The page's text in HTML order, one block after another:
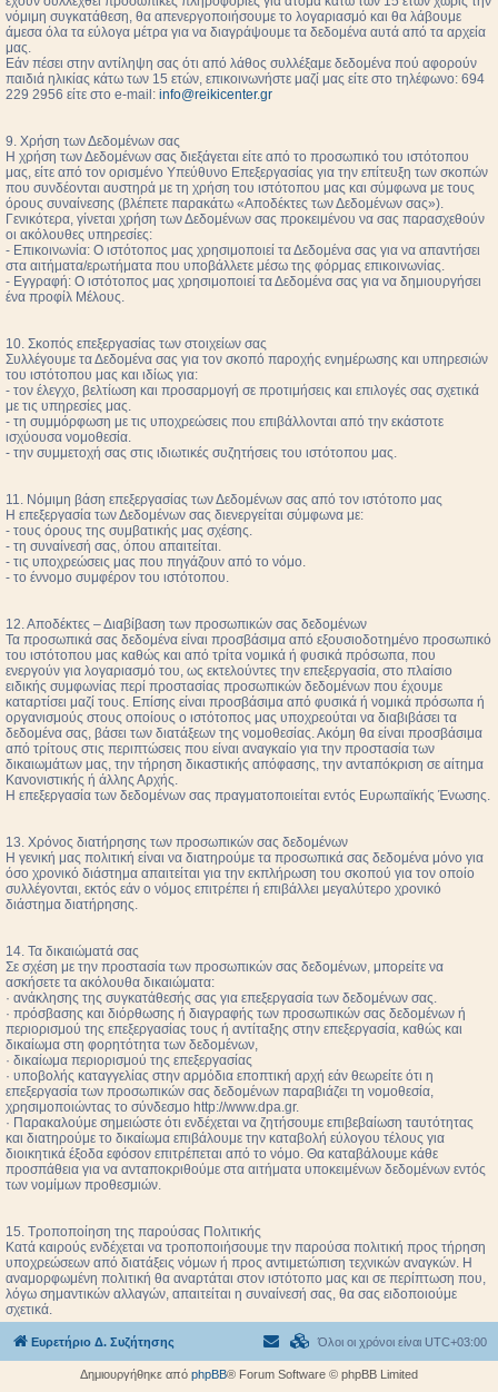
νόμιμη συγκατάθεση, θα απενεργοποιήσουμε το λογαριασμό και θα λάβουμε
άμεσα όλα τα εύλογα μέτρα για να διαγράψουμε τα δεδομένα αυτά από τα αρχεία
μας.
Εάν πέσει στην αντίληψη σας ότι από λάθος συλλέξαμε δεδομένα πού αφορούν
παιδιά ηλικίας κάτω των 15 ετών, επικοινωνήστε μαζί μας είτε στο τηλέφωνο: 694
229 2956 είτε στο e-mail: info@reikicenter.gr
9. Χρήση των Δεδομένων σας
Η χρήση των Δεδομένων σας διεξάγεται είτε από το προσωπικό του ιστότοπου
μας, είτε από τον ορισμένο Υπεύθυνο Επεξεργασίας για την επίτευξη των σκοπών
που συνδέονται αυστηρά με τη χρήση του ιστότοπου μας και σύμφωνα με τους
όρους συναίνεσης (βλέπετε παρακάτω «Αποδέκτες των Δεδομένων σας»).
Γενικότερα, γίνεται χρήση των Δεδομένων σας προκειμένου να σας παρασχεθούν
οι ακόλουθες υπηρεσίες:
- Επικοινωνία: Ο ιστότοπος μας χρησιμοποιεί τα Δεδομένα σας για να απαντήσει
στα αιτήματα/ερωτήματα που υποβάλλετε μέσω της φόρμας επικοινωνίας.
- Εγγραφή: Ο ιστότοπος μας χρησιμοποιεί τα Δεδομένα σας για να δημιουργήσει
ένα προφίλ Μέλους.
10. Σκοπός επεξεργασίας των στοιχείων σας
Συλλέγουμε τα Δεδομένα σας για τον σκοπό παροχής ενημέρωσης και υπηρεσιών
του ιστότοπου μας και ιδίως για:
- τον έλεγχο, βελτίωση και προσαρμογή σε προτιμήσεις και επιλογές σας σχετικά
με τις υπηρεσίες μας.
- τη συμμόρφωση με τις υποχρεώσεις που επιβάλλονται από την εκάστοτε
ισχύουσα νομοθεσία.
- την συμμετοχή σας στις ιδιωτικές συζητήσεις του ιστότοπου μας.
11. Νόμιμη βάση επεξεργασίας των Δεδομένων σας από τον ιστότοπο μας
Η επεξεργασία των Δεδομένων σας διενεργείται σύμφωνα με:
- τους όρους της συμβατικής μας σχέσης.
- τη συναίνεσή σας, όπου απαιτείται.
- τις υποχρεώσεις μας που πηγάζουν από το νόμο.
- το έννομο συμφέρον του ιστότοπου.
12. Αποδέκτες – Διαβίβαση των προσωπικών σας δεδομένων
Τα προσωπικά σας δεδομένα είναι προσβάσιμα από εξουσιοδοτημένο προσωπικό
του ιστότοπου μας καθώς και από τρίτα νομικά ή φυσικά πρόσωπα, που
ενεργούν για λογαριασμό του, ως εκτελούντες την επεξεργασία, στο πλαίσιο
ειδικής συμφωνίας περί προστασίας προσωπικών δεδομένων που έχουμε
καταρτίσει μαζί τους. Επίσης είναι προσβάσιμα από φυσικά ή νομικά πρόσωπα ή
οργανισμούς στους οποίους ο ιστότοπος μας υποχρεούται να διαβιβάσει τα
δεδομένα σας, βάσει των διατάξεων της νομοθεσίας. Ακόμη θα είναι προσβάσιμα
από τρίτους στις περιπτώσεις που είναι αναγκαίο για την προστασία των
δικαιωμάτων μας, την τήρηση δικαστικής απόφασης, την ανταπόκριση σε αίτημα
Κανονιστικής ή άλλης Αρχής.
Η επεξεργασία των δεδομένων σας πραγματοποιείται εντός Ευρωπαϊκής Ένωσης.
13. Χρόνος διατήρησης των προσωπικών σας δεδομένων
Η γενική μας πολιτική είναι να διατηρούμε τα προσωπικά σας δεδομένα μόνο για
όσο χρονικό διάστημα απαιτείται για την εκπλήρωση του σκοπού για τον οποίο
συλλέγονται, εκτός εάν ο νόμος επιτρέπει ή επιβάλλει μεγαλύτερο χρονικό
διάστημα διατήρησης.
14. Τα δικαιώματά σας
Σε σχέση με την προστασία των προσωπικών σας δεδομένων, μπορείτε να
ασκήσετε τα ακόλουθα δικαιώματα:
· ανάκλησης της συγκατάθεσής σας για επεξεργασία των δεδομένων σας.
· πρόσβασης και διόρθωσης ή διαγραφής των προσωπικών σας δεδομένων ή
περιορισμού της επεξεργασίας τους ή αντίταξης στην επεξεργασία, καθώς και
δικαίωμα στη φορητότητα των δεδομένων,
· δικαίωμα περιορισμού της επεξεργασίας
· υποβολής καταγγελίας στην αρμόδια εποπτική αρχή εάν θεωρείτε ότι η
επεξεργασία των προσωπικών σας δεδομένων παραβιάζει τη νομοθεσία,
χρησιμοποιώντας το σύνδεσμο http://www.dpa.gr.
· Παρακαλούμε σημειώστε ότι ενδέχεται να ζητήσουμε επιβεβαίωση ταυτότητας
και διατηρούμε το δικαίωμα επιβάλουμε την καταβολή εύλογου τέλους για
διοικητικά έξοδα εφόσον επιτρέπεται από το νόμο. Θα καταβάλουμε κάθε
προσπάθεια για να ανταποκριθούμε στα αιτήματα υποκειμένων δεδομένων εντός
των νομίμων προθεσμιών.
15. Τροποποίηση της παρούσας Πολιτικής
Κατά καιρούς ενδέχεται να τροποποιήσουμε την παρούσα πολιτική προς τήρηση
υποχρεώσεων από διατάξεις νόμων ή προς αντιμετώπιση τεχνικών αναγκών. Η
αναμορφωμένη πολιτική θα αναρτάται στον ιστότοπο μας και σε περίπτωση που,
λόγω σημαντικών αλλαγών, απαιτείται η συναίνεσή σας, θα σας ειδοποιούμε
σχετικά.
Ευρετήριο Δ. Συζήτησης Όλοι οι χρόνοι είναι UTC+03:00
Δημιουργήθηκε από phpBB® Forum Software © phpBB Limited